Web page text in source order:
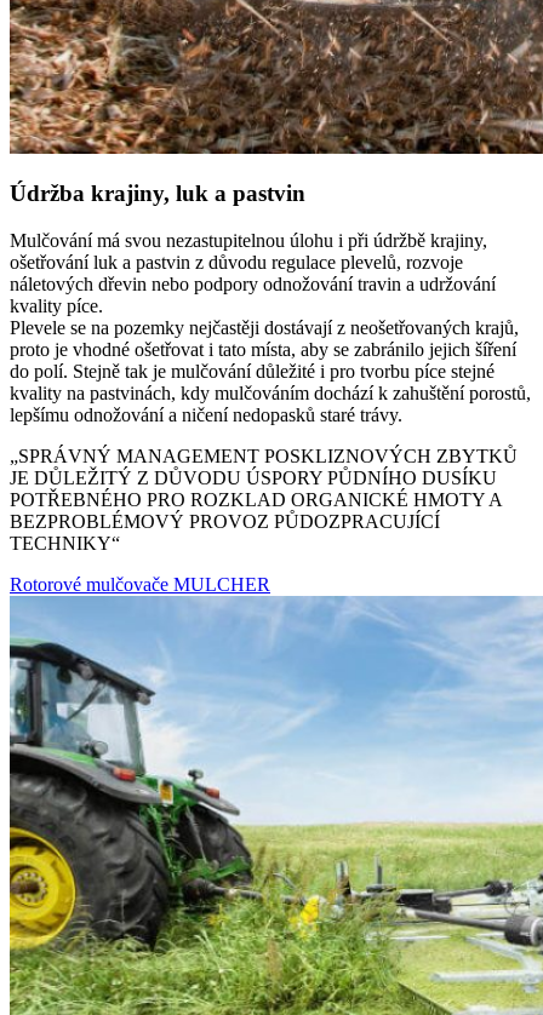
Údržba krajiny, luk a pastvin
Mulčování má svou nezastupitelnou úlohu i při údržbě krajiny,
ošetřování luk a pastvin z důvodu regulace plevelů, rozvoje
náletových dřevin nebo podpory odnožování travin a udržování
kvality píce.
Plevele se na pozemky nejčastěji dostávají z neošetřovaných krajů,
proto je vhodné ošetřovat i tato místa, aby se zabránilo jejich šíření
do polí. Stejně tak je mulčování důležité i pro tvorbu píce stejné
kvality na pastvinách, kdy mulčováním dochází k zahuštění porostů,
lepšímu odnožování a ničení nedopasků staré trávy.
„SPRÁVNÝ MANAGEMENT POSKLIZNOVÝCH ZBYTKŮ
JE DŮLEŽITÝ Z DŮVODU ÚSPORY PŮDNÍHO DUSÍKU
POTŘEBNÉHO PRO ROZKLAD ORGANICKÉ HMOTY A
BEZPROBLÉMOVÝ PROVOZ PŮDOZPRACUJÍCÍ
TECHNIKY“
Rotorové mulčovače MULCHER